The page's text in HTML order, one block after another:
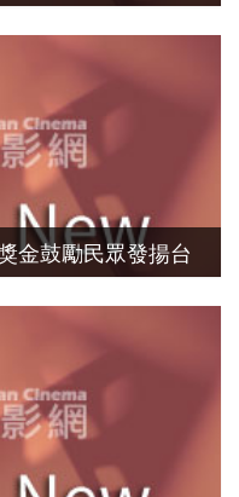
女兒的女兒》金馬
金鼓勵民眾發揚台
創作徵選】開跑